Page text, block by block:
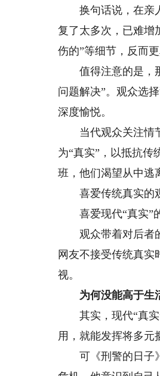
换句话说，在亲人
复了太多次，已难增
伤的”等细节，反而更
值得注意的是，
问题解决”。观众选
深度愉悦。
当代观众关注情节
为“真实”，以抵抗
班，他们渴望从中逃
喜爱传统真实的观
喜爱现代“真实”的
观众带着对后者的
网友不接受传统真
视。
为何没能高于生
其实，现代“真实”
用，就能发挥将多元
可《刑警的日子》